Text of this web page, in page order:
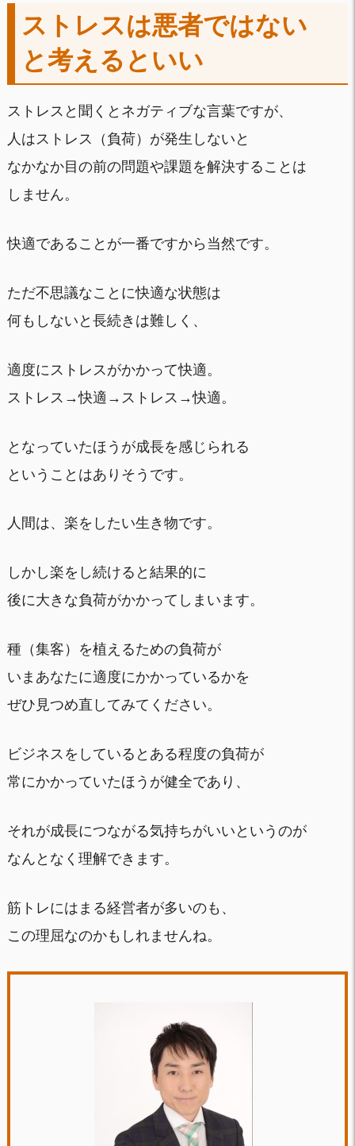
ストレスは悪者ではない
と考えるといい
ストレスと聞くとネガティブな言葉ですが、
人はストレス（負荷）が発生しないと
なかなか目の前の問題や課題を解決することは
しません。
快適であることが一番ですから当然です。
ただ不思議なことに快適な状態は
何もしないと長続きは難しく、
適度にストレスがかかって快適。
ストレス→快適→ストレス→快適。
となっていたほうが成長を感じられる
ということはありそうです。
人間は、楽をしたい生き物です。
しかし楽をし続けると結果的に
後に大きな負荷がかかってしまいます。
種（集客）を植えるための負荷が
いまあなたに適度にかかっているかを
ぜひ見つめ直してみてください。
ビジネスをしているとある程度の負荷が
常にかかっていたほうが健全であり、
それが成長につながる気持ちがいいというのが
なんとなく理解できます。
筋トレにはまる経営者が多いのも、
この理屈なのかもしれませんね。